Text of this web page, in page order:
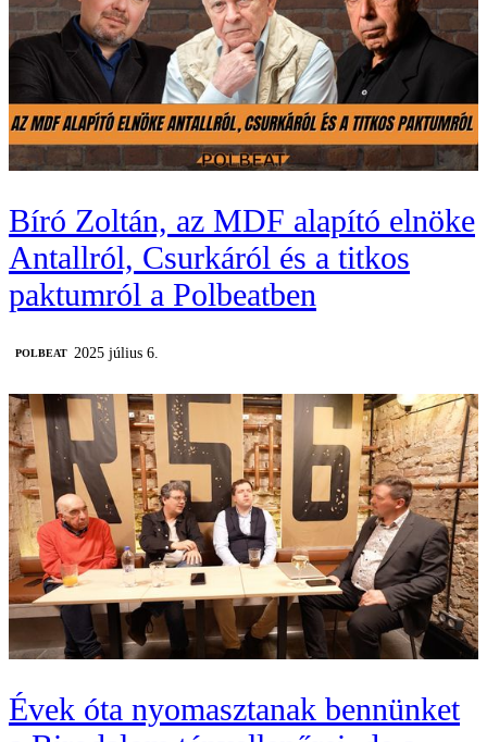
Bíró Zoltán, az MDF alapító elnöke
Antallról, Csurkáról és a titkos
paktumról a Polbeatben
‎POLBEAT 2025 július 6.
Évek óta nyomasztanak bennünket